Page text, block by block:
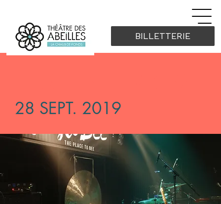
BILLETTERIE
28 SEPT. 2019